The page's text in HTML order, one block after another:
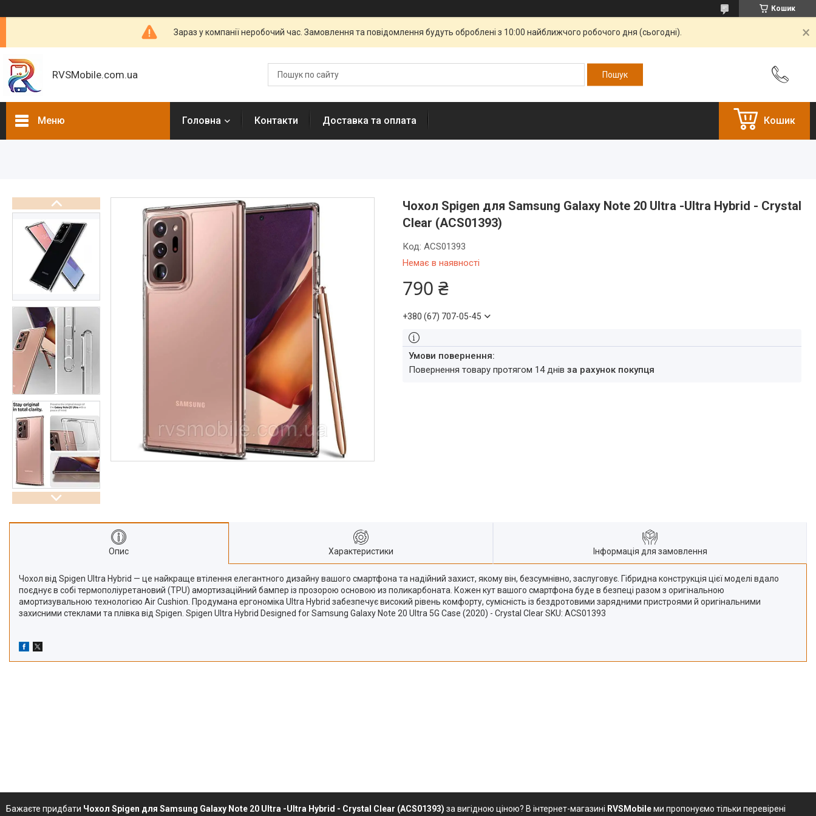
Кошик
Зараз у компанії неробочий час. Замовлення та повідомлення будуть оброблені з 10:00 найближчого робочого дня (сьогодні).
RVSMobile.com.ua
Меню Головна Контакти Доставка та оплата Кошик
Чохол Spigen для Samsung Galaxy Note 20 Ultra -Ultra Hybrid - Crystal
Clear (ACS01393)
Немає в наявності
Код: ACS01393
790 ₴
+380 (67) 707-05-45
повернення товару протягом 14 днів за рахунок покупця
Опис Характеристики Інформація для замовлення
Чохол від Spigen Ultra Hybrid — це найкраще втілення елегантного дизайну вашого смартфона та надійний захист, якому він, безсумнівно, заслуговує. Гібридна конструкція цієї моделі вдало
поєднує в собі термополіуретановий (TPU) амортизаційний бампер із прозорою основою из поликарбоната. Кожен кут вашого смартфона буде в безпеці разом з оригінальною
амортизувальною технологією Air Cushion. Продумана ергономіка Ultra Hybrid забезпечує високий рівень комфорту, сумісність із бездротовими зарядними пристроями й оригінальними
захисними стеклами та плівка від Spigen. Spigen Ultra Hybrid Designed for Samsung Galaxy Note 20 Ultra 5G Case (2020) - Crystal Clear SKU: ACS01393
Бажаєте придбати Чохол Spigen для Samsung Galaxy Note 20 Ultra -Ultra Hybrid - Crystal Clear (ACS01393) за вигідною ціною? В інтернет-магазині RVSMobileми пропонуємо тільки перевірені